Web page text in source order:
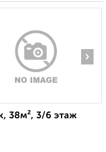
›
38м², 3/6 этаж